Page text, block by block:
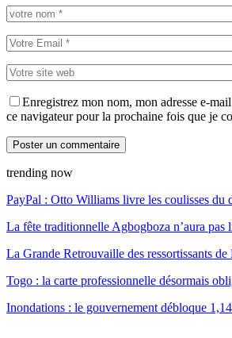
Enregistrez mon nom, mon adresse e-
ce navigateur pour la prochaine fois que je
trending now
PayPal : Otto Williams livre les coulisses
La fête traditionnelle Agbogboza n’aura
La Grande Retrouvaille des ressortissants
Togo : la carte professionnelle désormais
Inondations : le gouvernement débloque